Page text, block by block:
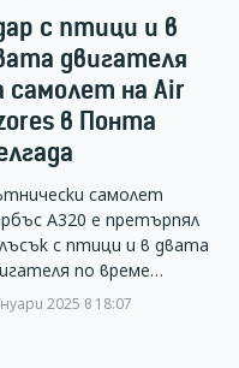
с птици и в
двигателя
самолет на Air
в Понта
самолет
А320 е претърпял
с птици и в двата
по време…
2025 в 18:07